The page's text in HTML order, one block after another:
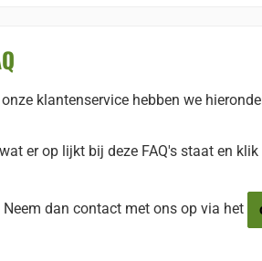
klantenservice hebben we
er op lijkt bij deze FAQ's staat en
dan contact met ons op via het